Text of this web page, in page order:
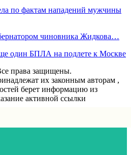
по фактам нападений мужчины
чиновника Жидкова…
один БПЛА на подлете к Москве
права защищены.
их законным авторам ,
берет информацию из
активной ссылки